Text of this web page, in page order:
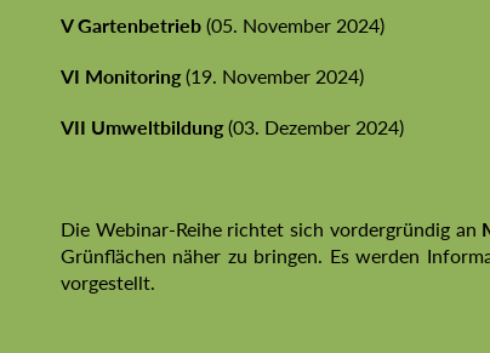
V Gartenbetrieb(05. November 2024)
VI Monitoring(19. November 2024)
VII Umweltbildung(03. Dezember 2024)
Die Webinar-Reihe richtet sich vordergründig an
Grünflächen näher zu bringen. Es werden
vorgestellt.